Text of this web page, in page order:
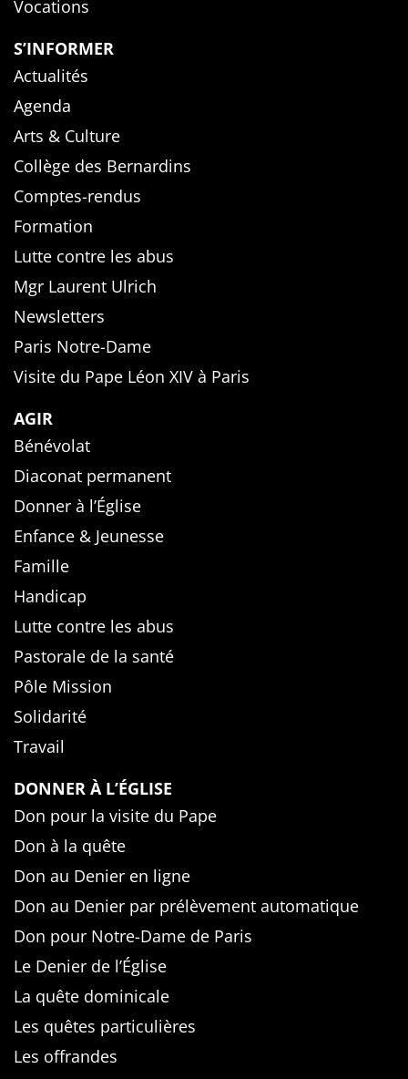
Vocations
S’INFORMER
Actualités
Agenda
Arts & Culture
Collège des Bernardins
Comptes-rendus
Formation
Lutte contre les abus
Mgr Laurent Ulrich
Newsletters
Paris Notre-Dame
Visite du Pape Léon XIV à Paris
AGIR
Bénévolat
Diaconat permanent
Donner à l’Église
Enfance & Jeunesse
Famille
Handicap
Lutte contre les abus
Pastorale de la santé
Pôle Mission
Solidarité
Travail
DONNER À L’ÉGLISE
Don pour la visite du Pape
Don à la quête
Don au Denier en ligne
Don au Denier par prélèvement automatique
Don pour Notre-Dame de Paris
Le Denier de l’Église
La quête dominicale
Les quêtes particulières
Les offrandes